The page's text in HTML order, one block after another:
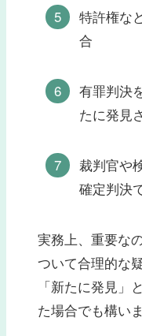
特許権な
合
有罪判決
たに発見
裁判官や
確定判決
実務上、重要な
ついて合理的な
「新たに発見
た場合でも構い